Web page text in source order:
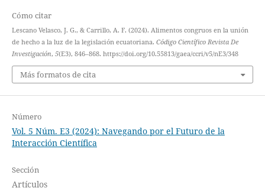
Cómo citar
Lescano Velasco, J. G., & Carrillo, A. F. (2024). Alimentos congruos en la unión
de hecho a la luz de la legislación ecuatoriana. Código Científico Revista De
Investigación, 5(E3), 846–868. https://doi.org/10.55813/gaea/ccri/v5/nE3/348
Más formatos de cita
Número
Vol. 5 Núm. E3 (2024): Navegando por el Futuro de la
Interacción Científica
Sección
Artículos